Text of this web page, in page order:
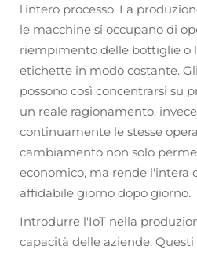
l'intero processo. La
le macchine si occupano di
riempimento delle bottiglie o
etichette in modo costante.
possono così concentrarsi su
un reale ragionamento,
continuamente le stesse
cambiamento non solo
economico, ma rende l'intera
affidabile giorno dopo giorno.
Introdurre l'IoT nella
capacità delle aziende.